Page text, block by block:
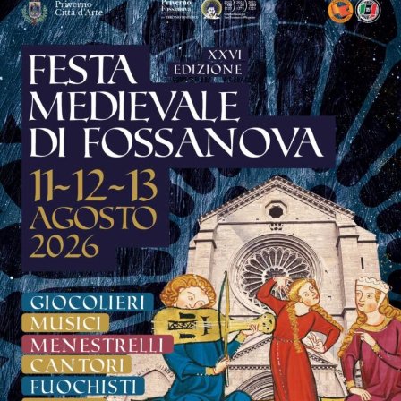
riflessione che arricchisce ulteriormente il programma
della manifestazione.
La musica continuerà poi ad essere protagonista sui tre
palchi della festa.
Sul palco delGrappa Jazz Festivalsalirà ilLuca
Mannutza & Paolo Recchia Duo,raffinata formazione